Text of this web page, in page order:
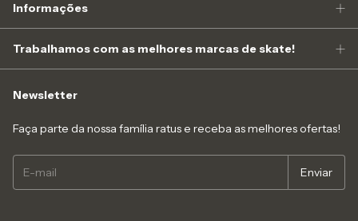
Informações
Trabalhamos com as melhores marcas de skate!
Newsletter
Faça parte da nossa família ratus e receba as melhores ofertas!